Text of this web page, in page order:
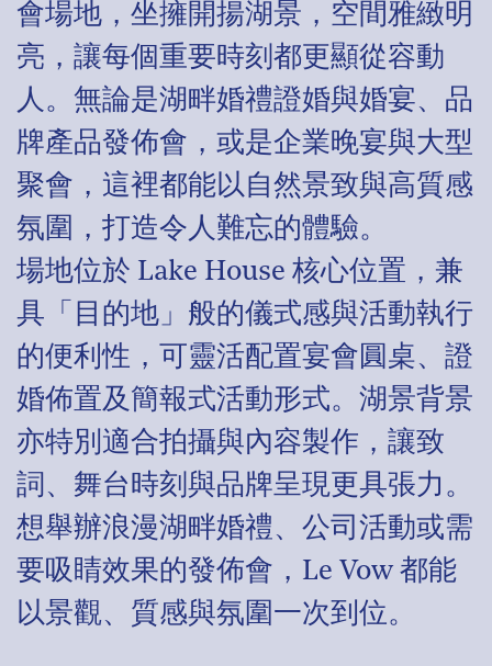
會場地，坐擁開揚湖景，空間雅緻明
亮，讓每個重要時刻都更顯從容動
人。無論是湖畔婚禮證婚與婚宴、品
牌產品發佈會，或是企業晚宴與大型
聚會，這裡都能以自然景致與高質感
氛圍，打造令人難忘的體驗。
場地位於 Lake House 核心位置，兼
具「目的地」般的儀式感與活動執行
的便利性，可靈活配置宴會圓桌、證
婚佈置及簡報式活動形式。湖景背景
亦特別適合拍攝與內容製作，讓致
詞、舞台時刻與品牌呈現更具張力。
想舉辦浪漫湖畔婚禮、公司活動或需
要吸睛效果的發佈會，Le Vow 都能
以景觀、質感與氛圍一次到位。